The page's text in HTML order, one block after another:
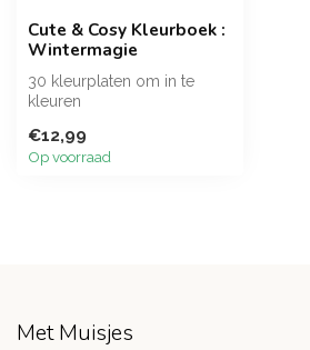
Cute & Cosy Kleurboek :
Wintermagie
30 kleurplaten om in te
kleuren
€12,99
Op voorraad
Met Muisjes